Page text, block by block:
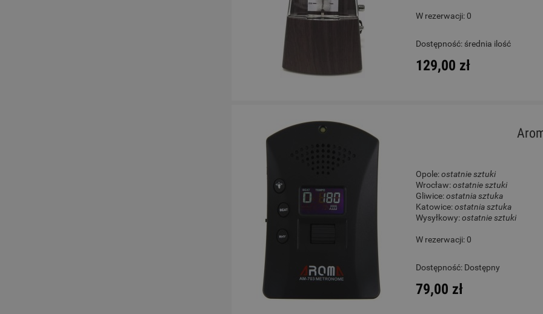
W rezerwacji: 0
Dostępność: średnia ilość
129,00 zł
Opole:ostatnie sztuki
Wrocław:ostatnie sztuki
Gliwice:ostatnia sztuka
Katowice:ostatnia sztuka
Wysyłkowy:ostatnie sztuki
W rezerwacji: 0
Dostępność: Dostępny
79,00 zł